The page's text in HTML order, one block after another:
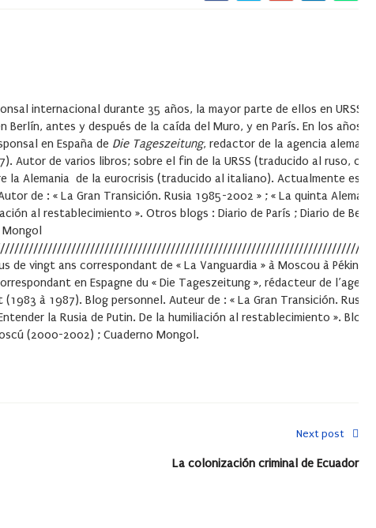
internacional durante 35 años, la mayor parte de ellos en URSS/
Berlín, antes y después de la caída del Muro, y en París. En los años
en España de Die Tageszeitung, redactor de la agencia alemana
Autor de varios libros; sobre el fin de la URSS (traducido al ruso,
la Alemania de la eurocrisis (traducido al italiano). Actualmente es
de : « La Gran Transición. Rusia 1985-2002 » ; « La quinta
al restablecimiento ». Otros blogs : Diario de París ; Diario de
vingt ans correspondant de « La Vanguardia » à Moscou à Pékin et
en Espagne du « Die Tageszeitung », rédacteur de l’agence
à 1987). Blog personnel. Auteur de : « La Gran Transición. Rusia
la Rusia de Putin. De la humiliación al restablecimiento ». Blogs
(2000-2002) ; Cuaderno Mongol.
Next post
La colonización criminal de Ecuador